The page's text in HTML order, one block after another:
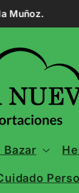
Muñoz.
Bazar